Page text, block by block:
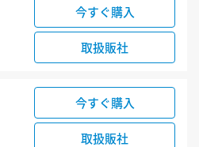
今すぐ購入
取扱販社
今すぐ購入
取扱販社